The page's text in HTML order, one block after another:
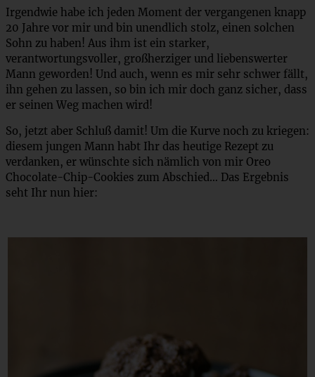
Irgendwie habe ich jeden Moment der vergangenen knapp
20 Jahre vor mir und bin unendlich stolz, einen solchen
Sohn zu haben! Aus ihm ist ein starker,
verantwortungsvoller, großherziger und liebenswerter
Mann geworden! Und auch, wenn es mir sehr schwer fällt,
ihn gehen zu lassen, so bin ich mir doch ganz sicher, dass
er seinen Weg machen wird!
So, jetzt aber Schluß damit! Um die Kurve noch zu kriegen:
diesem jungen Mann habt Ihr das heutige Rezept zu
verdanken, er wünschte sich nämlich von mir Oreo
Chocolate-Chip-Cookies zum Abschied… Das Ergebnis
seht Ihr nun hier: